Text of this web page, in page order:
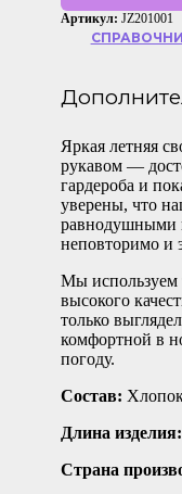
Артикул: JZ201001
Яркая летняя
рукавом —
гардероба и
уверены, что
равнодушными
неповторимо и
Мы используем
высокого
только
комфортной в
погоду.
Состав:
Длина изделия:
Страна